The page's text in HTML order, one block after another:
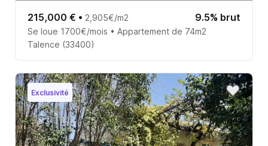
215,000 € • 2,905€/m2 9.5% brut
Se loue 1700€/mois • Appartement de 74m2
Talence (33400)
Exclusivité